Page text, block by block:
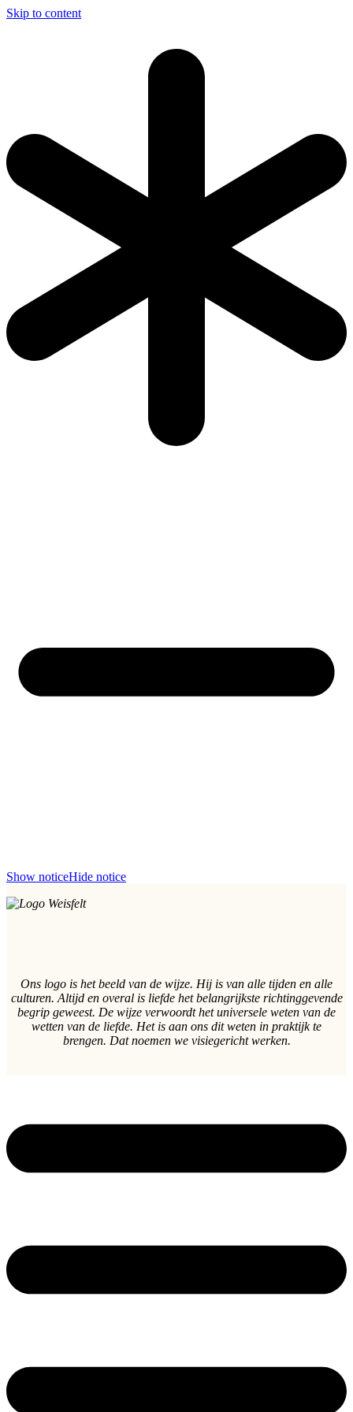
Skip to content
Show noticeHide notice
Ons logo is het beeld van de wijze. Hij is van alle tijden en alle
culturen. Altijd en overal is liefde het belangrijkste richtinggevende
begrip geweest. De wijze verwoordt het universele weten van de
wetten van de liefde. Het is aan ons dit weten in praktijk te
brengen. Dat noemen we visiegericht werken.